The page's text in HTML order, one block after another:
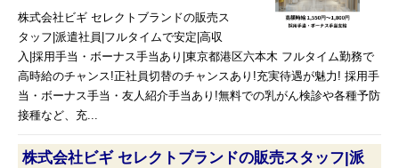
株式会社ビギ セレクトブランドの販売ス
タッフ|派遣社員|フルタイムで安定|高収
入|採用手当・ボーナス手当あり|東京都港区六本木 フルタイム勤務で
高時給のチャンス!正社員切替のチャンスあり!充実待遇が魅力! 採用手
当・ボーナス手当・友人紹介手当あり!無料での乳がん検診や各種予防
接種など、充...
株式会社ビギ セレクトブランドの販売スタッフ|派